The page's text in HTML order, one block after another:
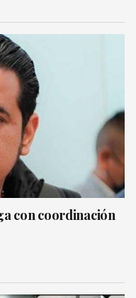
con coordinación